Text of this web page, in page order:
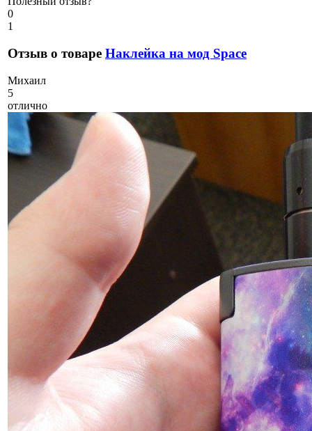
0
1
Отзыв о товаре Наклейка на мод Space
Михаил
5
отлично